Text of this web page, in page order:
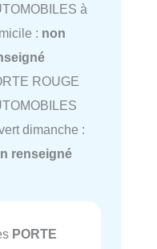
à
: non
ROUGE
dimanche :
renseigné
PORTE